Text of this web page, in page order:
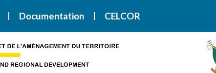
Documentation CELCOR